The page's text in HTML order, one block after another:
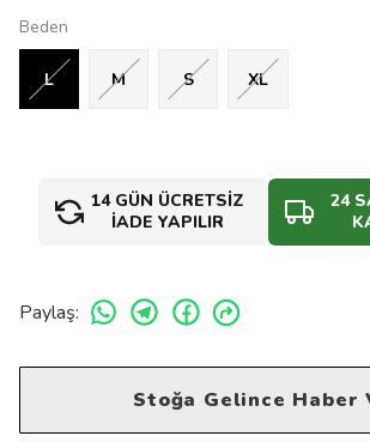
Beden
L M S XL
14 GÜN ÜCRETSİZ
İADE YAPILIR
24
Paylaş:
Stoğa Gelince Haber